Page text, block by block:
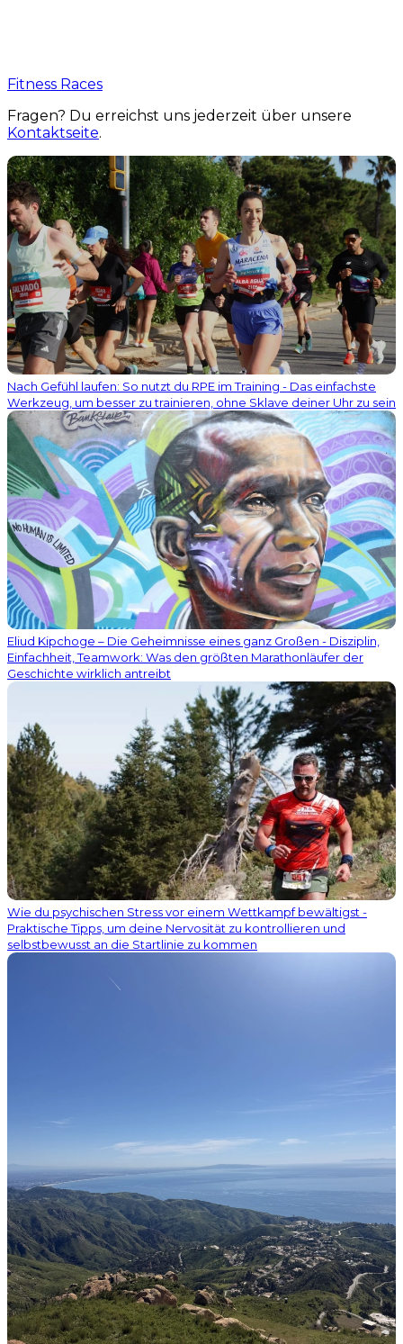
Fitness Races
Fragen? Du erreichst uns jederzeit über unsere
Kontaktseite.
Nach Gefühl laufen: So nutzt du RPE im Training - Das einfachste
Werkzeug, um besser zu trainieren, ohne Sklave deiner Uhr zu sein
Eliud Kipchoge – Die Geheimnisse eines ganz Großen - Disziplin,
Einfachheit, Teamwork: Was den größten Marathonläufer der
Geschichte wirklich antreibt
Wie du psychischen Stress vor einem Wettkampf bewältigst -
Praktische Tipps, um deine Nervosität zu kontrollieren und
selbstbewusst an die Startlinie zu kommen